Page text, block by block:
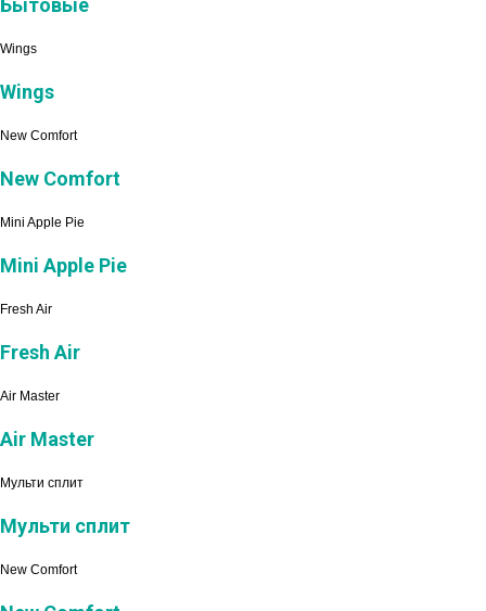
Бытовые
Wings
Wings
New Comfort
New Comfort
Mini Apple Pie
Mini Apple Pie
Fresh Air
Fresh Air
Air Master
Air Master
Мульти сплит
Мульти сплит
New Comfort